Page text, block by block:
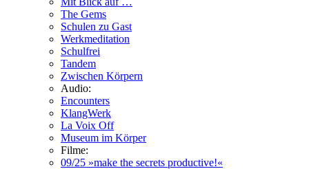
The Gems
Schulen zu Gast
Werkmeditation
Schulfrei
Tandem
Zwischen Körpern
Audio:
Encounters
KlangWerk
La Voix Off
Museum im Körper
Filme:
09/25 »make the secrets productive!«